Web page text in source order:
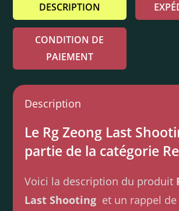
DESCRIPTION
CONDITION DE
PAIEMENT
Description
Le Rg Zeong Last
partie de la catégorie
Voici la description du produit
Last Shooting et un rappel de